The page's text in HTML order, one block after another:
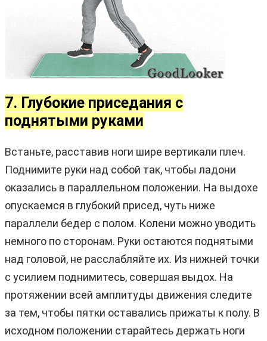
7. Глубокие приседания с
поднятыми руками
Встаньте, расставив ноги шире вертикали плеч.
Поднимите руки над собой так, чтобы ладони
оказались в параллельном положении. На выдохе
опускаемся в глубокий присед, чуть ниже
параллели бедер с полом. Колени можно уводить
немного по сторонам. Руки остаются поднятыми
над головой, не расслабляйте их. Из нижней точки
с усилием поднимитесь, совершая выдох. На
протяжении всей амплитуды движения следите
за тем, чтобы пятки оставались прижаты к полу. В
исходном положении старайтесь держать ноги